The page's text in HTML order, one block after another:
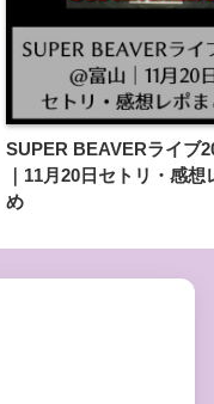
SUPER BEAVERライブ
｜11月20日セトリ・感想
め